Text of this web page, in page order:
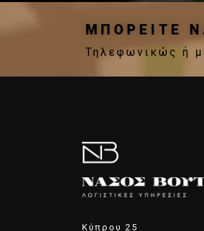
ΜΠΟΡΕΙΤΕ
Τηλεφωνικώς ή
Κύπρου 25